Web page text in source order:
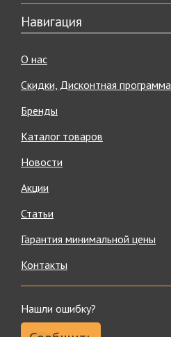
Навигация
О нас
Скидки, Дисконтная программа
Бренды
Каталог товаров
Новости
Акции
Статьи
Гарантия минимальной цены
Контакты
Нашли ошибку?